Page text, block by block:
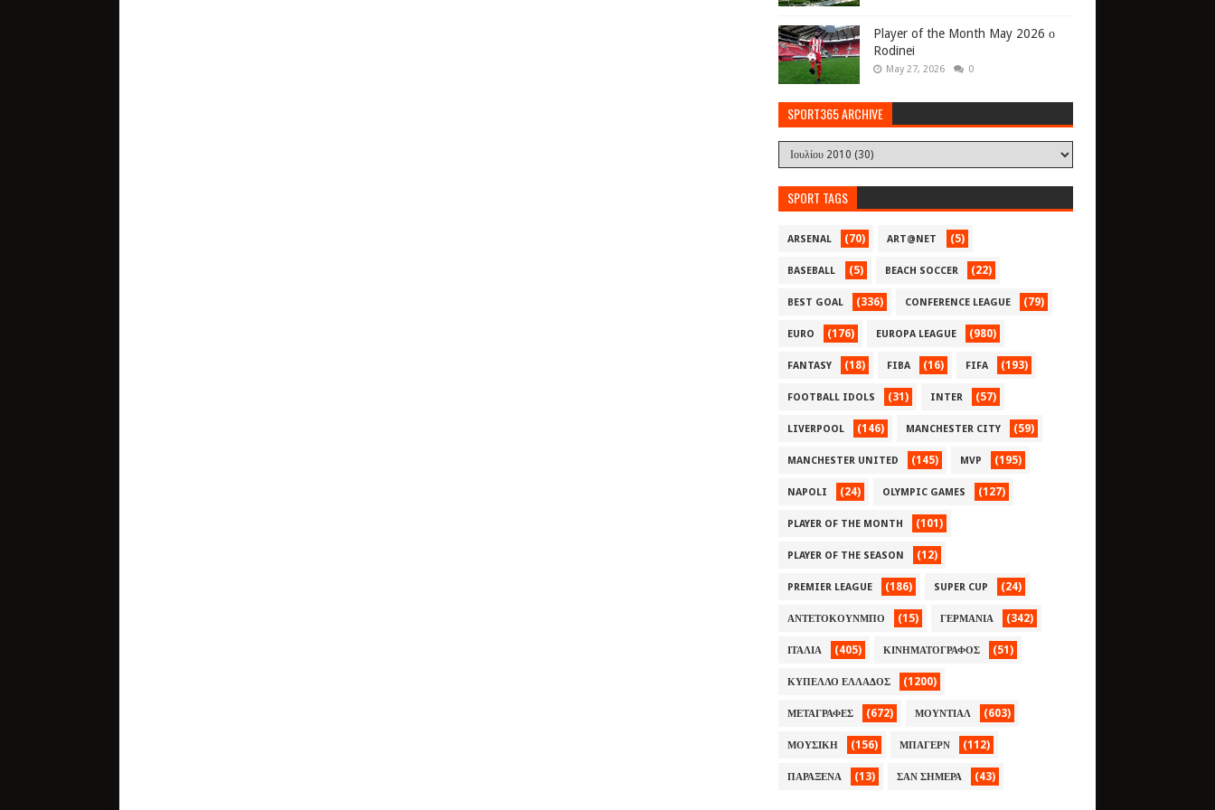
Player of the Month May 2026 ο
Rodinei
May 27, 2026 0
SPORT365 ARCHIVE
SPORT TAGS
ARSENAL (70) ART@NET (5)
BASEBALL (5) BEACH SOCCER (22)
BEST GOAL (336) CONFERENCE LEAGUE (79)
EURO (176) EUROPA LEAGUE (980)
FANTASY (18) FIBA (16) FIFA (193)
FOOTBALL IDOLS (31) INTER (57)
LIVERPOOL (146) MANCHESTER CITY (59)
MANCHESTER UNITED (145) MVP (195)
NAPOLI (24) OLYMPIC GAMES (127)
PLAYER OF THE MONTH (101)
PLAYER OF THE SEASON (12)
PREMIER LEAGUE (186) SUPER CUP (24)
ΑΝΤΕΤΟΚΟΥΝΜΠΟ (15) ΓΕΡΜΑΝΙΑ (342)
ΙΤΑΛΙΑ (405) ΚΙΝΗΜΑΤΟΓΡΑΦΟΣ (51)
ΚΥΠΕΛΛΟ ΕΛΛΑΔΟΣ (1200)
ΜΕΤΑΓΡΑΦΕΣ (672) ΜΟΥΝΤΙΑΛ (603)
ΜΟΥΣΙΚΗ (156) ΜΠΑΓΕΡΝ (112)
ΠΑΡΑΞΕΝΑ (13) ΣΑΝ ΣΗΜΕΡΑ (43)